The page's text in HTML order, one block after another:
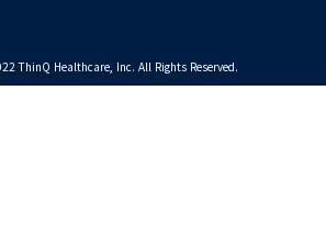
ThinQ Healthcare, Inc. All Rights Reserved.